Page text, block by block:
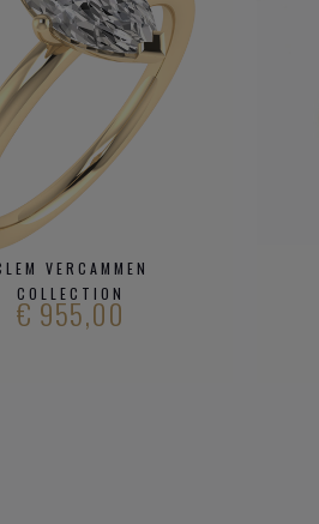
VERCAMMEN
COLLECTION
€ 955,00